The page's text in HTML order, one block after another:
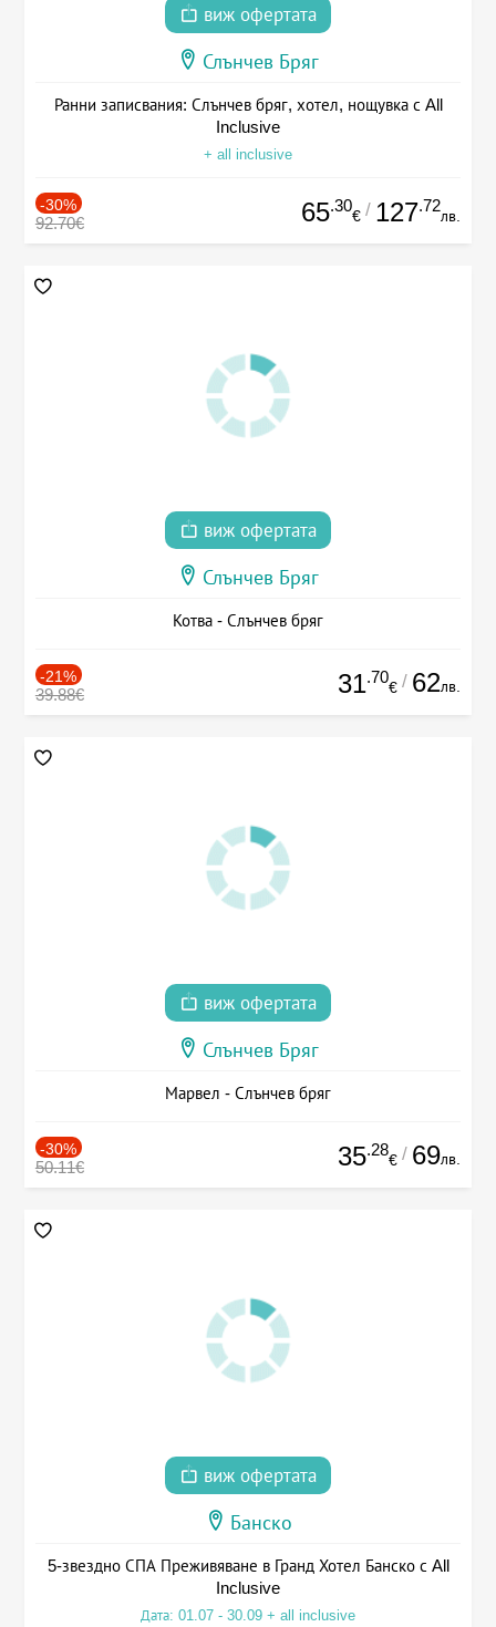
виж офертата
Слънчев Бряг
Ранни записвания: Слънчев бряг, хотел, нощувка с All
Inclusive
+ all inclusive
-30%
92.70€ 65.30
€ / 127.72
лв.
виж офертата
Слънчев Бряг
Котва - Слънчев бряг
-21%
39.88€ 31.70
€ / 62лв.
виж офертата
Слънчев Бряг
Марвел - Слънчев бряг
-30%
50.11€ 35.28
€ / 69лв.
виж офертата
Банско
5-звездно СПА Преживяване в Гранд Хотел Банско с All
Inclusive
Дата: 01.07 - 30.09 + all inclusive